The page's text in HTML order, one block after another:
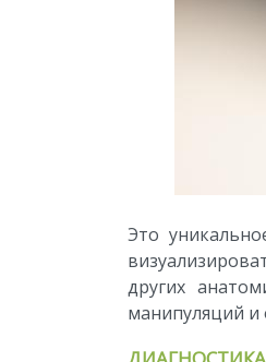
Это
других
манипуляций и